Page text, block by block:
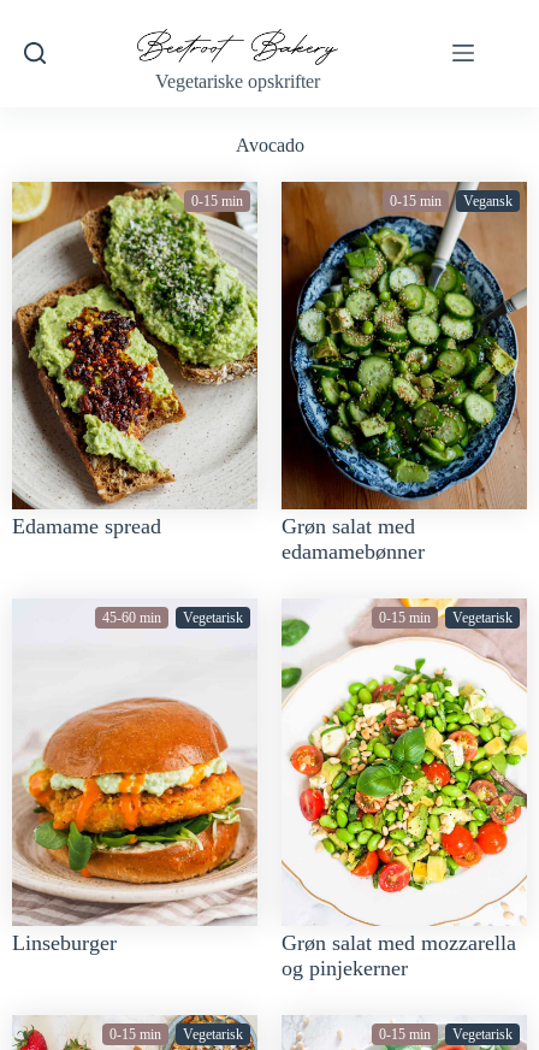
Vegetariske opskrifter
Avocado
0-15 min
Edamame spread
0-15 min Vegansk
Grøn salat med
edamamebønner
45-60 min Vegetarisk
Linseburger
0-15 min Vegetarisk
Grøn salat med mozzarella
og pinjekerner
0-15 min Vegetarisk 0-15 min Vegetarisk